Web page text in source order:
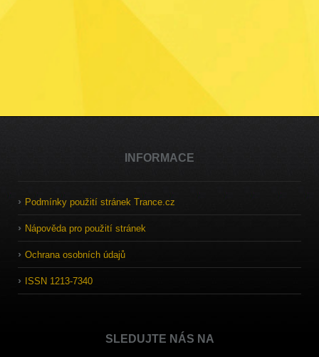
INFORMACE
Podmínky použití stránek Trance.cz
Nápověda pro použití stránek
Ochrana osobních údajů
ISSN 1213-7340
SLEDUJTE NÁS NA